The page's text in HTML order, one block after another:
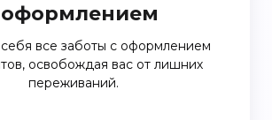
оформлением
все заботы с оформлением
освобождая вас от лишних
переживаний.